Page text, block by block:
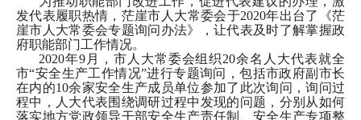
发代表履职热情，茫崖市人大常委会于2020年出台了《茫
崖市人大常委会专题询问办法》，让代表及时了解掌握政
府职能部门工作情况。
2020年9月，市人大常委会组织20余名人大代表就全
市“安全生产工作情况”进行专题询问，包括市政府副市长
在内的10余家安全生产成员单位参加了此次询问，询问过
程中，人大代表围绕调研过程中发现的问题，分别从如何
落实地方党政领导干部安全生产责任制、安全生产专项整